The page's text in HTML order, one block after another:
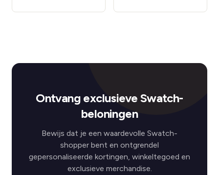
Ontvang exclusieve Swatch-
beloningen
Bewijs dat je een waardevolle Swatch-
shopper bent en ontgrendel
gepersonaliseerde kortingen, winkeltegoed en
exclusieve merchandise.